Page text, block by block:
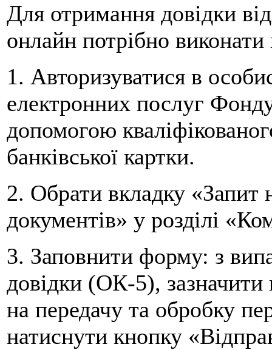
Для отримання довідки
онлайн потрібно виконати
1. Авторизуватися в
електронних послуг
допомогою
банківської картки.
2. Обрати вкладку «Запит
документів» у розділі
3. Заповнити форму: з
довідки (ОК-5), зазначити
на передачу та обробку
натиснути кнопку